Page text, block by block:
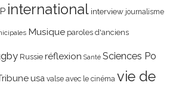
international interview journalisme
Musique paroles d'anciens
Russie réflexion Santé Sciences Po
usa valse avec le cinéma vie de